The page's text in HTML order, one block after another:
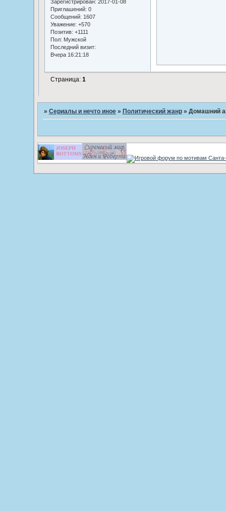
Зарегистрирован: 2017-01-08
Приглашений: 0
Сообщений: 1607
Уважение: +570
Позитив: +1111
Пол: Мужской
Последний визит:
Вчера 16:21:18
Страница: 1
» Сериалы и нечто иное » Политический жанр » Домашний